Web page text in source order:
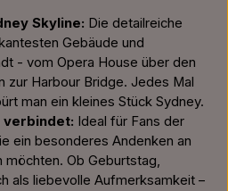
Skyline: Die detailreiche
Gebäude und
- vom Opera House über den
zur Harbour Bridge. Jedes Mal
man ein kleines Stück Sydney.
verbindet: Ideal für Fans der
ein besonderes Andenken an
möchten. Ob Geburtstag,
als liebevolle Aufmerksamkeit –